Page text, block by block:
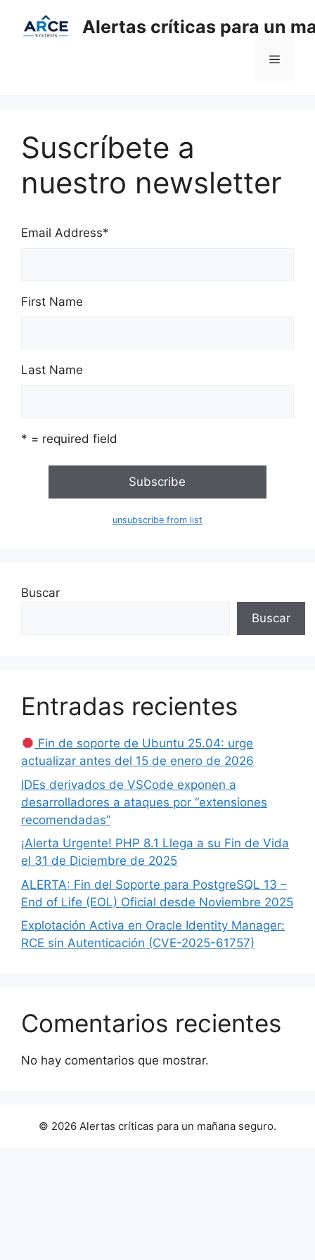
Alertas críticas para un
Menú
Suscríbete a
nuestro newsletter
Email Address*
First Name
Last Name
* = required field
unsubscribe from list
Buscar
Buscar
Entradas recientes
Fin de soporte de Ubuntu 25.04: urge
actualizar antes del 15 de enero de 2026
IDEs derivados de VSCode exponen a
desarrolladores a ataques por “extensiones
recomendadas”
¡Alerta Urgente! PHP 8.1 Llega a su Fin de Vida
el 31 de Diciembre de 2025
ALERTA: Fin del Soporte para PostgreSQL 13 –
End of Life (EOL) Oficial desde Noviembre 2025
Explotación Activa en Oracle Identity Manager:
RCE sin Autenticación (CVE-2025-61757)
Comentarios recientes
No hay comentarios que mostrar.
© 2026 Alertas críticas para un mañana seguro.